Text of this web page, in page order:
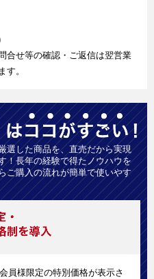
合せ等の確認・ご返信は翌営業
す。
選した商品を、直売だから実現
！長年の経験で得たノウハウを
ご購入の流れが簡単で使いやす
員様限定の特別価格が表示さ